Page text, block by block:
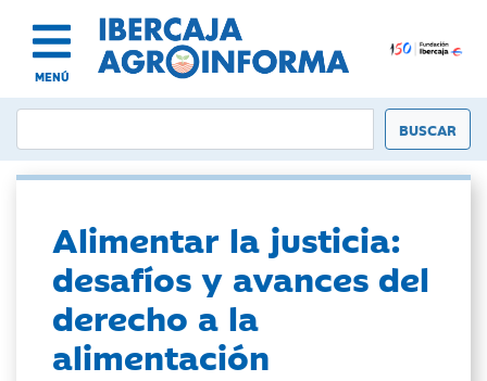
MENÚ
Alimentar la justicia:
desafíos y avances del
derecho a la
alimentación